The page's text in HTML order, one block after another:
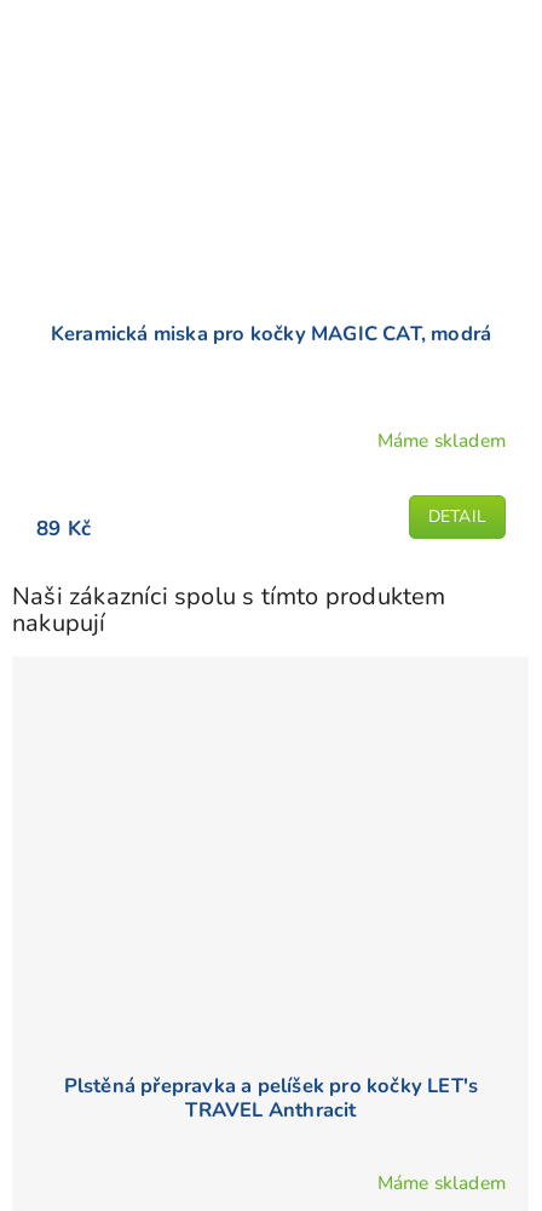
Keramická miska pro kočky MAGIC CAT, modrá
Máme skladem
89 Kč DETAIL
Naši zákazníci spolu s tímto produktem
nakupují
Plstěná přepravka a pelíšek pro kočky LET's
TRAVEL Anthracit
Máme skladem